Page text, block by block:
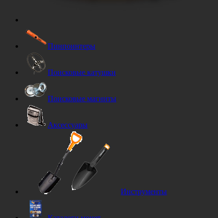
Пинпоинтеры
Поисковые катушки
Поисковые магниты
Аксессуары
Инструменты